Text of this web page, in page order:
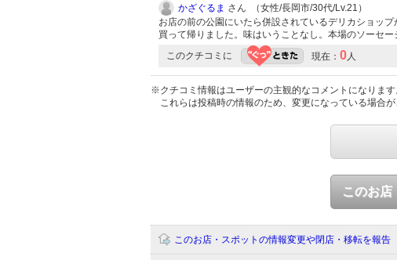
かざぐるま さん （女性/長岡市/30代/Lv.21）
お店の前の公園にいたら併設されているデリカショッ
買って帰りました。味はいうことなし。本場のソーセー
このクチコミに 現在： 0人
※クチコミ情報はユーザーの主観的なコメントになります
これらは投稿時の情報のため、変更になっている場合
このお店
このお店・スポットの情報変更や閉店・移転を報告